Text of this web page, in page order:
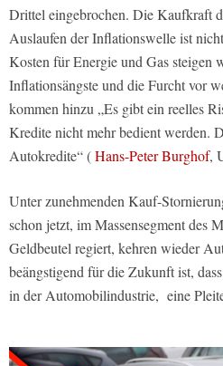
Drittel eingebrochen. Die Kaufkraft
Auslaufen der Inflationswelle ist
Kosten für Energie und Gas steigen
Inflationsängste und die Furcht vor
kommen hinzu „Es gibt ein reelles
Kredite nicht mehr bedient werden.
Autokredite“ (Hans-Peter Burghof,
Unter zunehmenden Kauf-
schon jetzt, im Massensegment des
Geldbeutel regiert, kehren wieder
beängstigend für die Zukunft ist,
in der Automobilindustrie, eine